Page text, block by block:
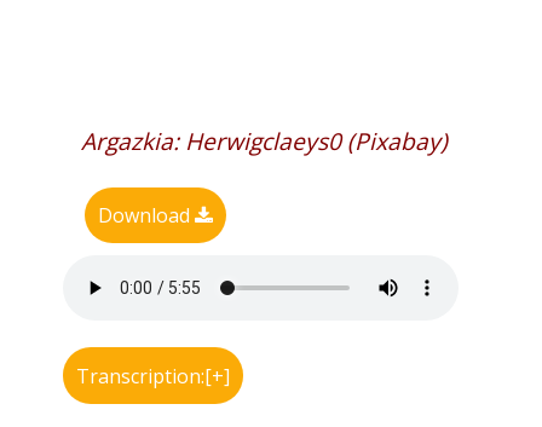
Argazkia: Herwigclaeys0 (Pixabay)
Download
Transcription:[+]